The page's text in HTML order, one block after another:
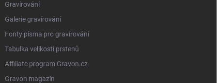
Gravírování
Galerie gravírování
Fonty písma pro gravírování
Tabulka velikosti prstenů
Affiliate program Gravon.cz
Gravon magazín